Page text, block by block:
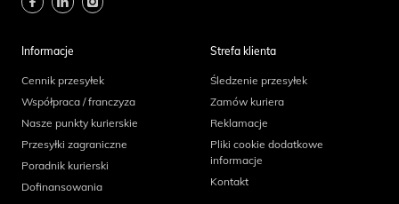
Informacje
Cennik przesyłek
Współpraca / franczyza
Nasze punkty kurierskie
Przesyłki zagraniczne
Poradnik kurierski
Dofinansowania
Strefa klienta
Śledzenie przesyłek
Zamów kuriera
Reklamacje
Pliki cookie dodatkowe
informacje
Kontakt